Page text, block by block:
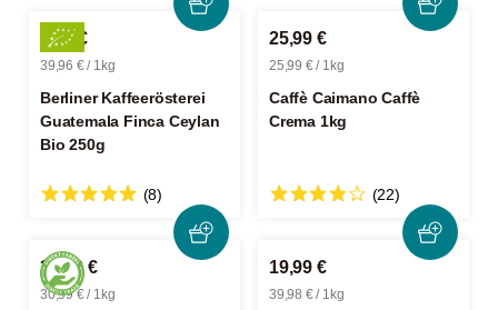
9,99 €
39,96 € / 1kg
Berliner Kaffeerösterei
Guatemala Finca Ceylan
Bio 250g
(8)
25,99 €
25,99 € / 1kg
Caffè Caimano Caffè
Crema 1kg
(22)
30,99 €
30,99 € / 1kg
19,99 €
39,98 € / 1kg